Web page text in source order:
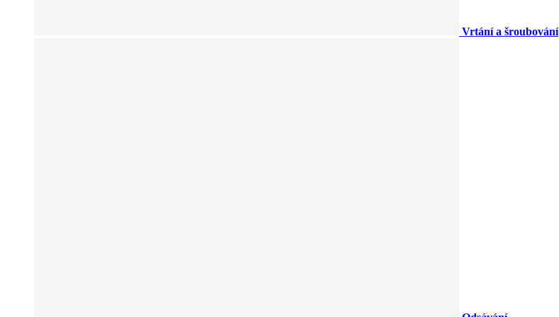
Vrtání a šroubování